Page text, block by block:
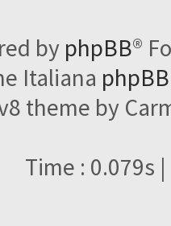
by phpBB®
Italiana
theme by
Time : 0.079s